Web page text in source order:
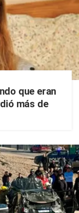
que eran
más de